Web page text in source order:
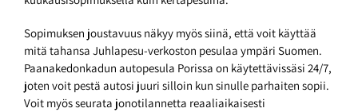
Sopimuksen joustavuus näkyy myös siinä, että voit käyttää
mitä tahansa Juhlapesu-verkoston pesulaa ympäri Suomen.
Paanakedonkadun autopesula Porissa on käytettävissäsi 24/7,
joten voit pestä autosi juuri silloin kun sinulle parhaiten sopii.
Voit myös seurata jonotilannetta reaaliaikaisesti